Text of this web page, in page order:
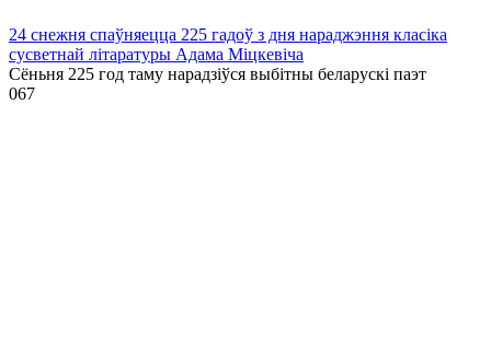
24 снежня спаўняецца 225 гадоў з дня нараджэння класіка
сусветнай літаратуры Адама Міцкевіча
Сёньня 225 год таму нарадзіўся выбітны беларускі паэт
067